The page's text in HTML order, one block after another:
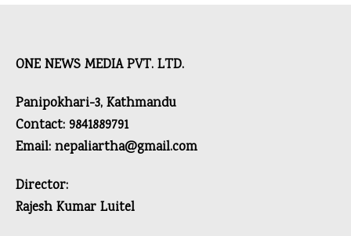
ONE NEWS MEDIA PVT. LTD.
Panipokhari-3, Kathmandu
Contact: 9841889791
Email: nepaliartha@gmail.com
Director:
Rajesh Kumar Luitel